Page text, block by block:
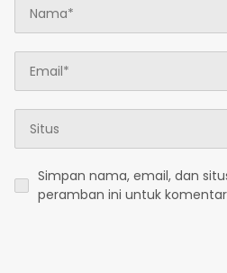
Simpan nama, email, dan
peramban ini untuk